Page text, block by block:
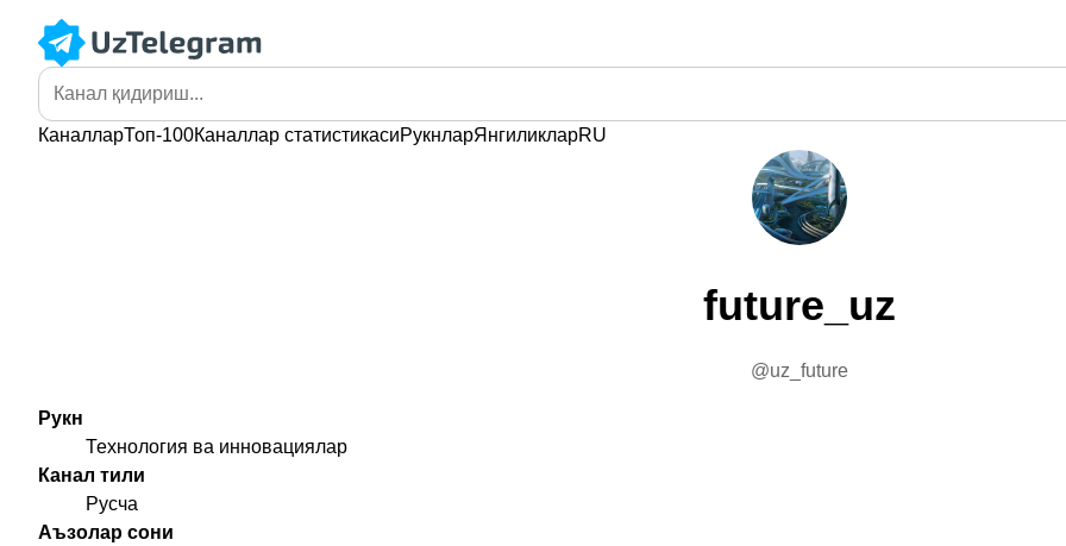
КаналларТоп-100Каналлар статистикасиРукнларЯнгиликларRU
future_uz
@uz_future
Рукн
Технология ва инновациялар
Канал тили
Русча
Аъзолар сони